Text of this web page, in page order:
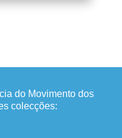
do Movimento dos
colecções: